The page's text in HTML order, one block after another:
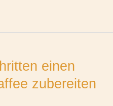
einen
zubereiten